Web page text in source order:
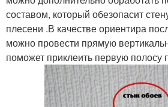
составом, который обезопасит
плесени .В качестве ориентира
можно провести прямую
поможет приклеить первую полосу